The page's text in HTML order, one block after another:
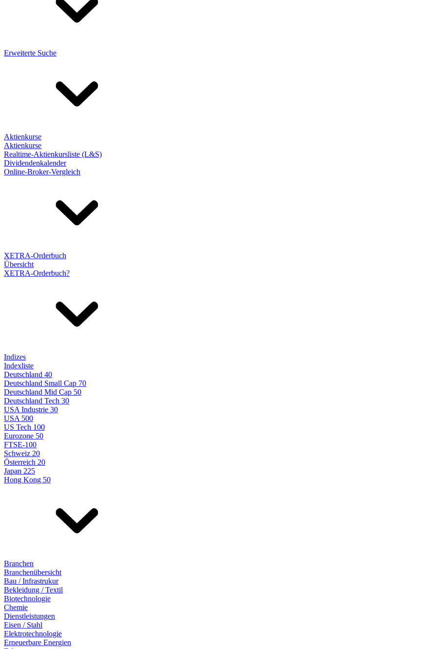
Erweiterte Suche
Aktienkurse
Aktienkurse
Realtime-Aktienkursliste (L&S)
Dividendenkalender
Online-Broker-Vergleich
XETRA-Orderbuch
Übersicht
XETRA-Orderbuch?
Indizes
Indexliste
Deutschland 40
Deutschland Small Cap 70
Deutschland Mid Cap 50
Deutschland Tech 30
USA Industrie 30
USA 500
US Tech 100
Eurozone 50
FTSE-100
Schweiz 20
Österreich 20
Japan 225
Hong Kong 50
Branchen
Branchenübersicht
Bau / Infrastrukur
Bekleidung / Textil
Biotechnologie
Chemie
Dienstleistungen
Eisen / Stahl
Elektrotechnologie
Erneuerbare Energien